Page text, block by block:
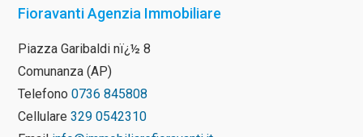
Fioravanti Agenzia Immobiliare
Piazza Garibaldi nï¿½ 8
Comunanza (AP)
Telefono 0736 845808
Cellulare 329 0542310